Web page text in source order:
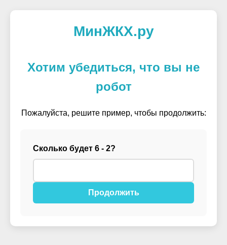
МинЖКХ.ру
Хотим убедиться, что вы не
робот
Пожалуйста, решите пример, чтобы продолжить:
Сколько будет 6 - 2?
Продолжить